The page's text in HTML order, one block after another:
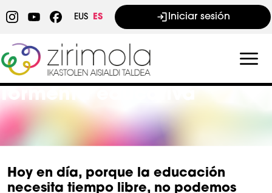
Pasar al contenido principal
EUS ES Iniciar sesión
educativa
Hoy en día, porque la educación
necesita tiempo libre, no podemos